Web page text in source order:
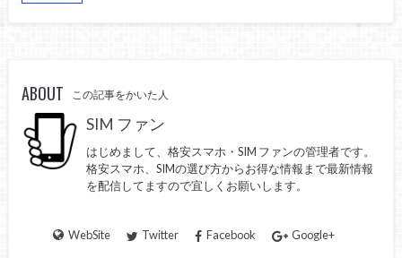
ABOUT この記事をかいた人
SIM ファン
はじめまして、格安スマホ・SIM ファンの管理者です。
格安スマホ、SIMの選び方からお得な情報まで最新情報
を配信してますので宜しくお願いします。
WebSite Twitter Facebook Google+